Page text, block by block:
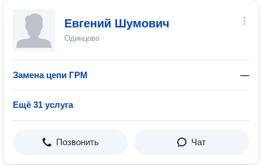
Евгений Шумович
Одинцово
Замена цепи ГРМ —
Ещё 31 услуга
Позвонить Чат